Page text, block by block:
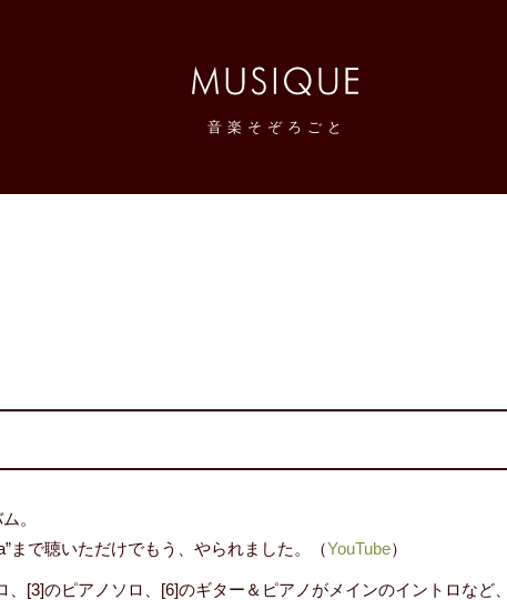
音 楽 そ ぞ ろ ご と
。
まで聴いただけでもう、やられました。（YouTube）
、[3]のピアノソロ、[6]のギター＆ピアノがメインのイントロなど、